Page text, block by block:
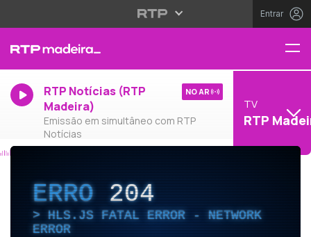
Entrar
RTP Notícias (RTP
Madeira)
Emissão em simultâneo com RTP
Notícias
NO AR
TV
RTP
ERRO204
HLS.JS FATAL ERROR - NETWORK
ERROR